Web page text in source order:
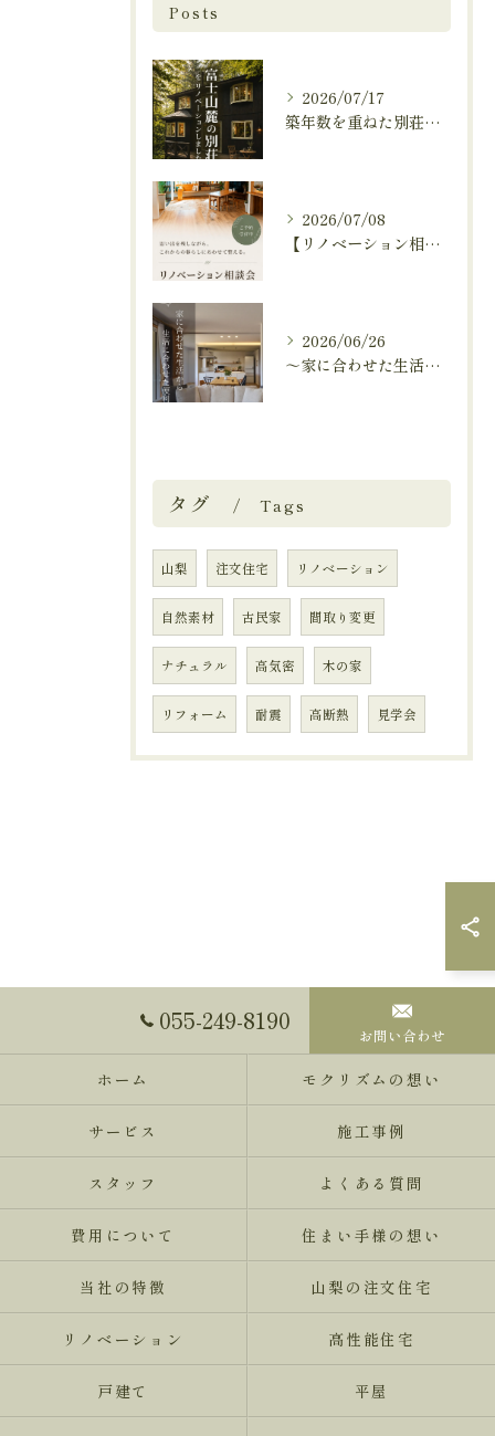
Posts
2026/07/17
築年数を重ねた別荘を、これからも快適に暮らせる住まいへ。
2026/07/08
【リノベーション相談会開催中🚩】
2026/06/26
～家に合わせた生活から、生活に合わせた便利な暮らしへ～
タグ Tags
山梨 注文住宅 リノベーション
自然素材 古民家 間取り変更
ナチュラル 高気密 木の家
リフォーム 耐震 高断熱 見学会
055-249-8190 お問い合わせ
ホーム モクリズムの想い
サービス 施工事例
スタッフ よくある質問
費用について 住まい手様の想い
当社の特徴 山梨の注文住宅
リノベーション 高性能住宅
戸建て 平屋